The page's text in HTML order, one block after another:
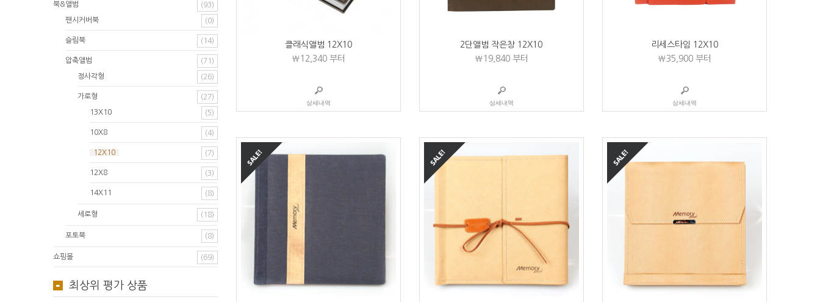
클래식앨범 12X10
₩12,340부터
상세내역
2단앨범 작은창 12X10
₩19,840부터
상세내역
리세스타임 12X10
₩35,900부터
상세내역
북&앨범 (93)
팬시커버북 (0)
슬림북 (14)
압축앨범 (71)
정사각형 (26)
가로형 (27)
13X10 (5)
10X8 (4)
12X10 (7)
12X8 (3)
14X11 (8)
세로형 (18)
포토북 (8)
쇼핑몰 (69)
최상위 평가 상품